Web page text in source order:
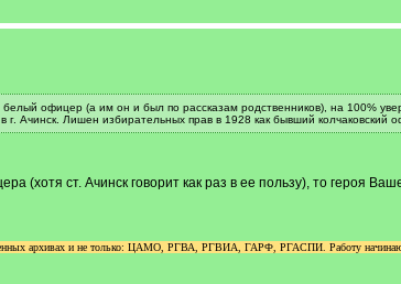
офицер (а им он и был по рассказам родственников), на 100%
Ачинск. Лишен избирательных прав в 1928 как бывший колчаковский
(хотя ст. Ачинск говорит как раз в ее пользу), то героя
архивах и не только: ЦАМО, РГВА, РГВИА, ГАРФ, РГАСПИ. Работу